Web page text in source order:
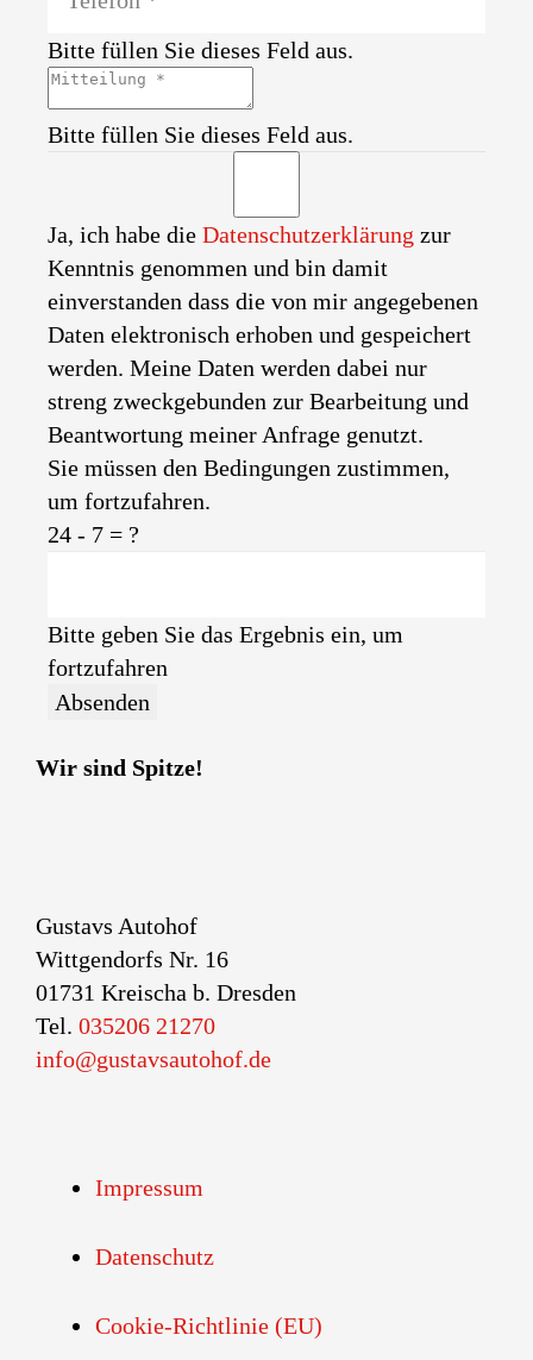
Bitte füllen Sie dieses Feld aus.
Bitte füllen Sie dieses Feld aus.
Ja, ich habe die Datenschutzerklärung zur
Kenntnis genommen und bin damit
einverstanden dass die von mir angegebenen
Daten elektronisch erhoben und gespeichert
werden. Meine Daten werden dabei nur
streng zweckgebunden zur Bearbeitung und
Beantwortung meiner Anfrage genutzt.
Sie müssen den Bedingungen zustimmen,
um fortzufahren.
24 - 7 = ?
Bitte geben Sie das Ergebnis ein, um
fortzufahren
Absenden
Wir sind Spitze!
Gustavs Autohof
Wittgendorfs Nr. 16
01731 Kreischa b. Dresden
Tel. 035206 21270
info@gustavsautohof.de
Impressum
Datenschutz
Cookie-Richtlinie (EU)